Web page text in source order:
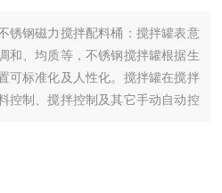
锈钢磁力搅拌配料桶：搅拌罐表意
和、均质等，不锈钢搅拌罐根据生
可标准化及人性化。搅拌罐在搅拌
控制、搅拌控制及其它手动自动控